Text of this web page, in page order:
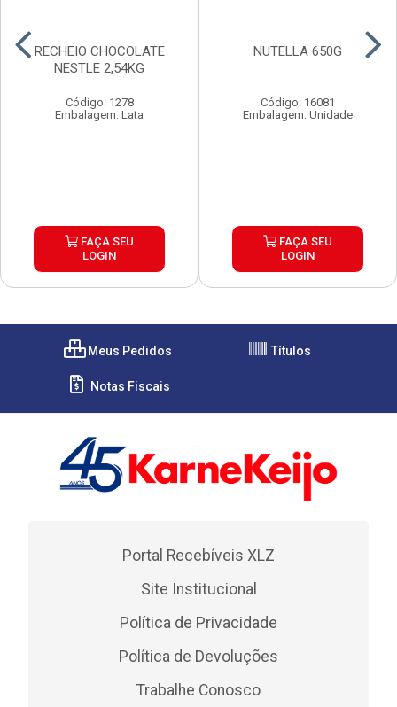
RECHEIO CHOCOLATE
NESTLE 2,54KG
Código: 1278
Embalagem: Lata
FAÇA SEU
LOGIN
NUTELLA 650G
Código: 16081
Embalagem: Unidade
FAÇA SEU
LOGIN
Meus Pedidos Títulos
Notas Fiscais
Portal Recebíveis XLZ
Site Institucional
Política de Privacidade
Política de Devoluções
Trabalhe Conosco